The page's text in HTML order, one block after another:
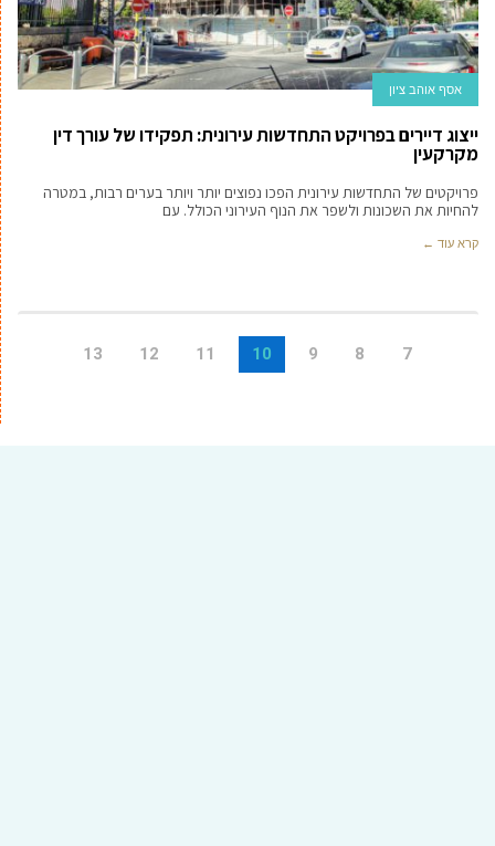
אסף אוהב ציון
ייצוג דיירים בפרויקט התחדשות עירונית: תפקידו של עורך דין
מקרקעין
פרויקטים של התחדשות עירונית הפכו נפוצים יותר ויותר בערים רבות, במטרה
להחיות את השכונות ולשפר את הנוף העירוני הכולל. עם
קרא עוד ←
7
8
9
10
11
12
13